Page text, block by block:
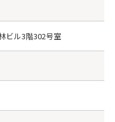
ビル3階302号室